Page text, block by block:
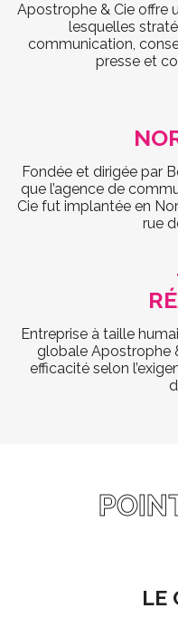
Apostrophe & Cie offre
lesquelles
communication,
presse et
Fondée et dirigée par
que l’agence de
Cie fut implantée en
rue
Entreprise à taille
globale Apostrophe
efficacité selon
LE